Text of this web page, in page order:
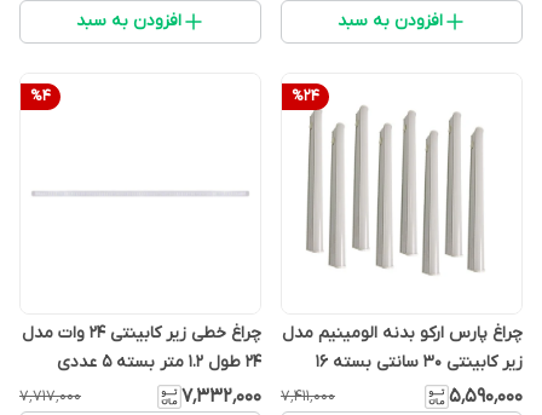
افزودن به سبد افزودن به سبد
%24
چراغ پارس ارکو بدنه الومینیم مدل
زیر کابینتی 30 سانتی بسته 16
عددی
۵٬۵۹۰٬۰۰۰ ۷٬۴۱۱٬۰۰۰
%4
چراغ خطی زیر کابینتی 24 وات مدل
24 طول 1.2 متر بسته 5 عددی
۷٬۳۳۲٬۰۰۰ ۷٬۷۱۷٬۰۰۰